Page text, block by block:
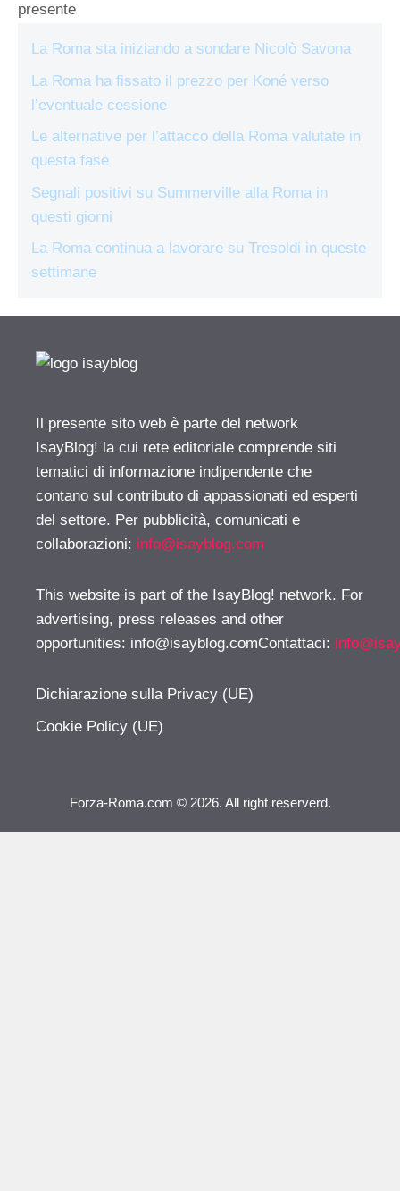
presente
La Roma sta iniziando a sondare Nicolò Savona
La Roma ha fissato il prezzo per Koné verso
l’eventuale cessione
Le alternative per l’attacco della Roma valutate in
questa fase
Segnali positivi su Summerville alla Roma in
questi giorni
La Roma continua a lavorare su Tresoldi in queste
settimane
Il presente sito web è parte del network
IsayBlog! la cui rete editoriale comprende siti
tematici di informazione indipendente che
contano sul contributo di appassionati ed esperti
del settore. Per pubblicità, comunicati e
collaborazioni: info@isayblog.com
This website is part of the IsayBlog! network. For
advertising, press releases and other
opportunities: info@isayblog.comContattaci:
Dichiarazione sulla Privacy (UE)
Cookie Policy (UE)
Forza-Roma.com © 2026. All right reserverd.